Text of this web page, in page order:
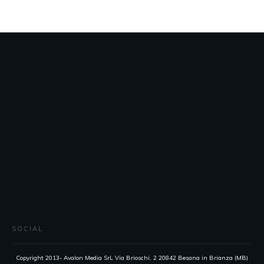
SOCIAL
Copyright 2013- Avalon Media SrL Via Brioschi, 2 20842 Besana in Brianza (MB)